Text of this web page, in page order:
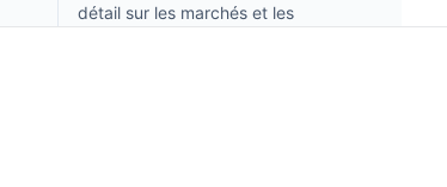
détail sur les marchés et les